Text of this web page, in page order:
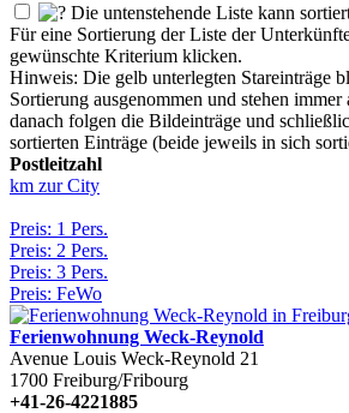
Die untenstehende Liste kann
Für eine Sortierung der Liste der
gewünschte Kriterium klicken.
Hinweis: Die gelb unterlegten Stareinträge
Sortierung ausgenommen und stehen
danach folgen die Bildeinträge und
sortierten Einträge (beide jeweils in sich
Postleitzahl
km zur City
Preis: 1 Pers.
Preis: 2 Pers.
Preis: 3 Pers.
Preis: FeWo
Ferienwohnung Weck-Reynold
Avenue Louis Weck-Reynold 21
1700 Freiburg/Fribourg
+41-26-4221885